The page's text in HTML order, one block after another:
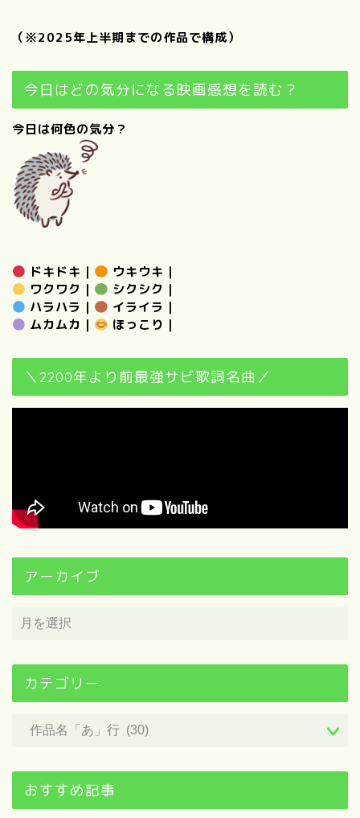
（※2025年上半期までの作品で構成）
今日はどの気分になる映画感想を読む？
今日は何色の気分？
ドキドキ ｜ ウキウキ ｜
ワクワク ｜ シクシク ｜
ハラハラ ｜ イライラ ｜
ムカムカ ｜ ほっこり ｜
＼2200年より前最強サビ歌詞名曲／
アーカイブ
カテゴリー
おすすめ記事